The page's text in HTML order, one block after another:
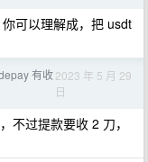
可以理解成，把 usdt
有收2023 年 5 月 29
日
不过提款要收 2 刀，